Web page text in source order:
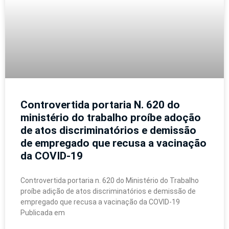
Controvertida portaria N. 620 do
ministério do trabalho proíbe adoção
de atos discriminatórios e demissão
de empregado que recusa a vacinação
da COVID-19
Controvertida portaria n. 620 do Ministério do Trabalho
proíbe adição de atos discriminatórios e demissão de
empregado que recusa a vacinação da COVID-19
Publicada em